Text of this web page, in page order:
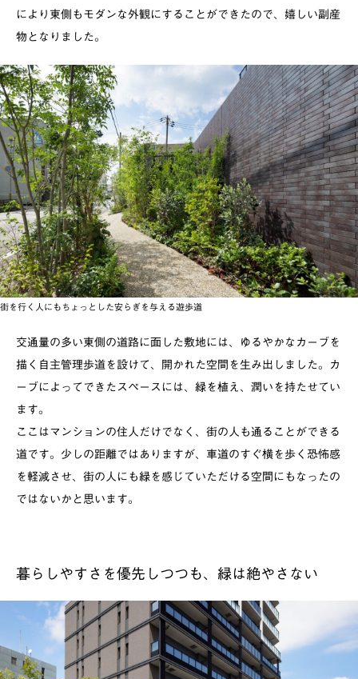
により東側もモダンな外観にすることができたので、嬉しい副産
物となりました。
街を行く人にもちょっとした安らぎを与える遊歩道
交通量の多い東側の道路に面した敷地には、ゆるやかなカーブを
描く自主管理歩道を設けて、開かれた空間を生み出しました。カ
ーブによってできたスペースには、緑を植え、潤いを持たせてい
ます。
ここはマンションの住人だけでなく、街の人も通ることができる
道です。少しの距離ではありますが、車道のすぐ横を歩く恐怖感
を軽減させ、街の人にも緑を感じていただける空間にもなったの
ではないかと思います。
暮らしやすさを優先しつつも、緑は絶やさない